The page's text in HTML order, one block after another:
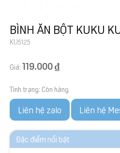
BÌNH ĂN BỘT KUKU
KU5125
Giá: 119.000 ₫
Tình trạng: Còn hàng
Liên hệ zalo Liên hệ
Đặc điểm nổi bật